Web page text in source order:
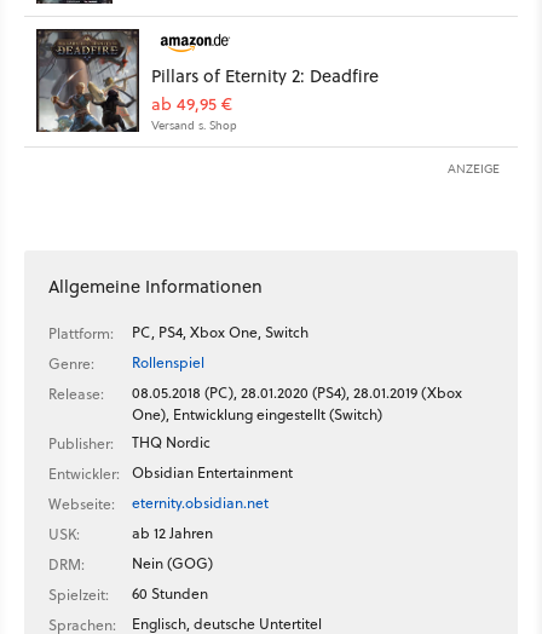
Pillars of Eternity 2: Deadfire
ab 49,95 €
Versand s. Shop
ANZEIGE
Allgemeine Informationen
Plattform:
PC, PS4, Xbox One, Switch
Genre:
Rollenspiel
Release:
08.05.2018 (PC), 28.01.2020 (PS4), 28.01.2019 (Xbox
One), Entwicklung eingestellt (Switch)
Publisher:
THQ Nordic
Entwickler:
Obsidian Entertainment
Webseite:
eternity.obsidian.net
USK:
ab 12 Jahren
DRM:
Nein (GOG)
Spielzeit:
60 Stunden
Sprachen:
Englisch, deutsche Untertitel